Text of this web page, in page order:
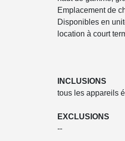
Emplacement de
Disponibles en
location à court
INCLUSIONS
tous les appareils
EXCLUSIONS
--